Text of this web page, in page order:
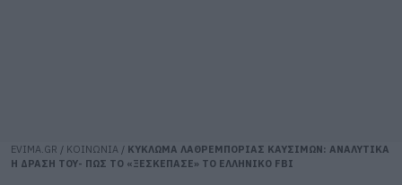
EVIMA.GR / ΚΟΙΝΩΝΙΑ / ΚΥΚΛΩΜΑ ΛΑΘΡΕΜΠΟΡΙΑΣ ΚΑΥΣΙΜΩΝ: ΑΝΑΛΥΤΙΚΑ
Η ΔΡΑΣΗ ΤΟΥ- ΠΩΣ ΤΟ «ΞΕΣΚΕΠΑΣΕ» ΤΟ ΕΛΛΗΝΙΚΟ FBI